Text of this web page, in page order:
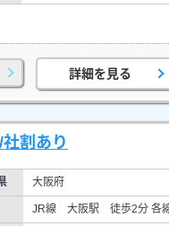
詳細を見る
割あり
大阪府
JR線 大阪駅 徒歩2分 各